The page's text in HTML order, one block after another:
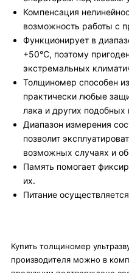
Компенсация
возможность работы с
Функционирует в
+50°С, поэтому
экстремальных
Толщиномер способен
практически любые
лака и других подобных
Диапазон измерения
позволит
возможных случаях и
Память помогает
их.
Питание
Купить толщиномер
производителя можно в